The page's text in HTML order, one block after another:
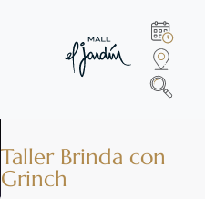
Taller Brinda con
Grinch